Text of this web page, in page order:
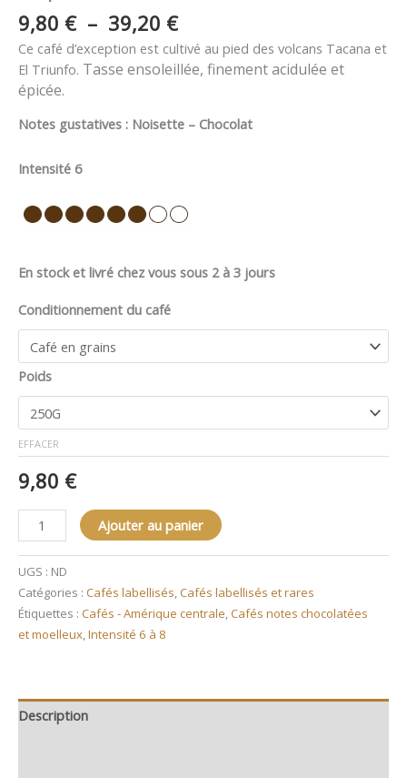
9,80 € – 39,20 €
Ce café d’exception est cultivé au pied des volcans Tacana et
El Triunfo. Tasse ensoleillée, finement acidulée et
épicée.
Notes gustatives : Noisette – Chocolat
Intensité 6
En stock et livré chez vous sous 2 à 3 jours
Conditionnement du café
Poids
EFFACER
9,80 €
Ajouter au panier
UGS : ND
Catégories : Cafés labellisés,Cafés labellisés et rares
Étiquettes : Cafés - Amérique centrale,Cafés notes chocolatées
et moelleux,Intensité 6 à 8
Description